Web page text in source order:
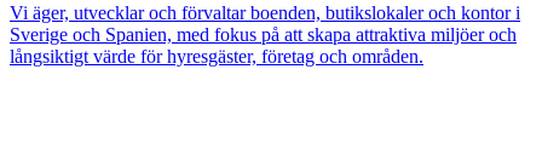
Vi äger, utvecklar och förvaltar boenden, butikslokaler och kontor i
Sverige och Spanien, med fokus på att skapa attraktiva miljöer och
långsiktigt värde för hyresgäster, företag och områden.